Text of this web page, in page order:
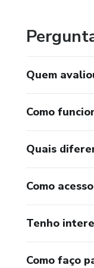
• Receituário;
• Adesivos;
Para contratar
Quem
Como
Quais
Como
Tenho
Como faço